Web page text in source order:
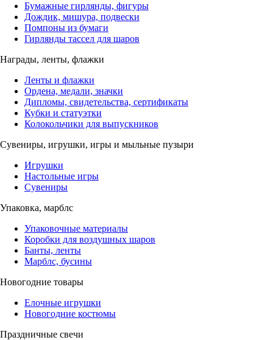
Бумажные гирлянды, фигуры
Дождик, мишура, подвески
Помпоны из бумаги
Гирлянды тассел для шаров
Награды, ленты, флажки
Ленты и флажки
Ордена, медали, значки
Дипломы, свидетельства, сертификаты
Кубки и статуэтки
Колокольчики для выпускников
Сувениры, игрушки, игры и мыльные пузыри
Игрушки
Настольные игры
Сувениры
Упаковка, марблс
Упаковочные материалы
Коробки для воздушных шаров
Банты, ленты
Марблс, бусины
Новогодние товары
Елочные игрушки
Новогодние костюмы
Праздничные свечи